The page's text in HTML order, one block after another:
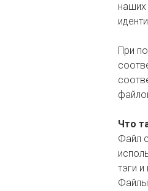
При
Что
Файл
тэги